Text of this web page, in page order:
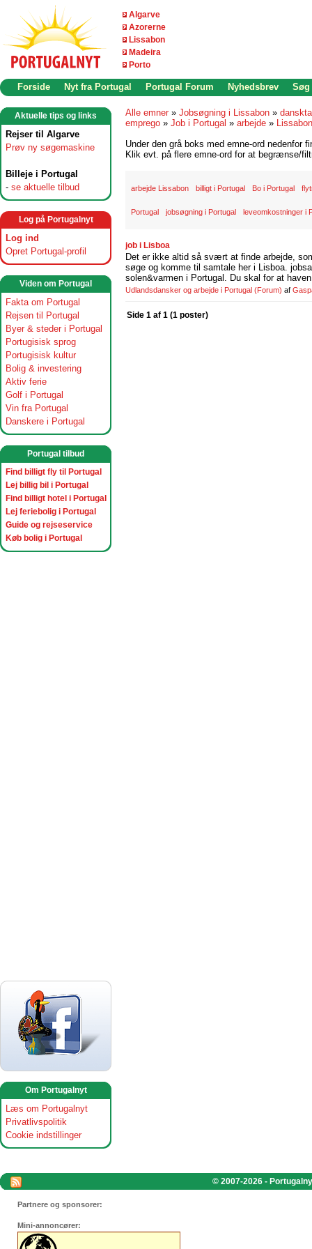
Algarve
Azorerne
Lissabon
Madeira
Porto
Forside Nyt fra Portugal Portugal Forum Nyhedsbrev Søg
Aktuelle tips og links
Rejser til Algarve
Prøv ny søgemaskine
Billeje i Portugal
- se aktuelle tilbud
Log på Portugalnyt
Log ind
Opret Portugal-profil
Viden om Portugal
Fakta om Portugal
Rejsen til Portugal
Byer & steder i Portugal
Portugisisk sprog
Portugisisk kultur
Bolig & investering
Aktiv ferie
Golf i Portugal
Vin fra Portugal
Danskere i Portugal
Portugal tilbud
Find billigt fly til Portugal
Lej billig bil i Portugal
Find billigt hotel i Portugal
Lej feriebolig i Portugal
Guide og rejseservice
Køb bolig i Portugal
Om Portugalnyt
Læs om Portugalnyt
Privatlivspolitik
Cookie indstillinger
Alle emner » Jobsøgning i Lissabon »
emprego » Job i Portugal » arbejde » Lissabon
Under den grå boks med emne-ord nedenfor
Klik evt. på flere emne-ord for at begrænse/
arbejde Lissabon billigt i Portugal Bo i Portugal
Portugal jobsøgning i Portugal leveomkostninger i
job i Lisboa
Det er ikke altid så svært at finde arbejde,
søge og komme til samtale her i Lisboa.
solen&varmen i Portugal. Du skal for at
Udlandsdansker og arbejde i Portugal (Forum) af
Side 1 af 1 (1 poster)
© 2007-2026 -
Partnere og sponsorer:
Mini-annoncører: